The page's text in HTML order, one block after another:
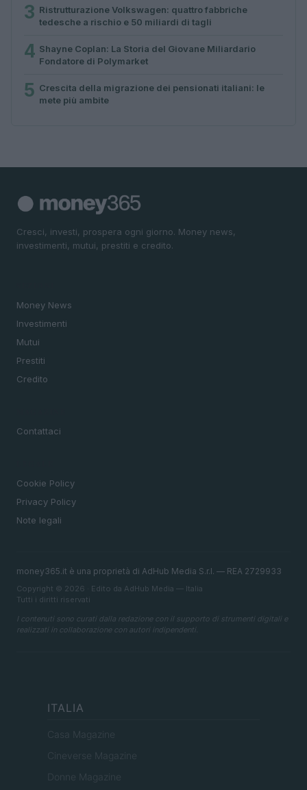
3 Ristrutturazione Volkswagen: quattro fabbriche
tedesche a rischio e 50 miliardi di tagli
4 Shayne Coplan: La Storia del Giovane Miliardario
Fondatore di Polymarket
5 Crescita della migrazione dei pensionati italiani: le
mete più ambite
Cresci, investi, prospera ogni giorno. Money news,
investimenti, mutui, prestiti e credito.
Money News
Investimenti
Mutui
Prestiti
Credito
Contattaci
Cookie Policy
Privacy Policy
Note legali
money365.it è una proprietà di AdHub Media S.r.l. — REA 2729933
Copyright © 2026 · Edito da AdHub Media — Italia
Tutti i diritti riservati
I contenuti sono curati dalla redazione con il supporto di strumenti digitali e
realizzati in collaborazione con autori indipendenti.
ITALIA
Casa Magazine
Cineverse Magazine
Donne Magazine